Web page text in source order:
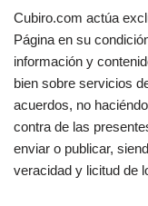
Cubiro.com actúa
Página en su
información y
bien sobre servicios
acuerdos, no
contra de las
enviar o publicar,
veracidad y licitud de